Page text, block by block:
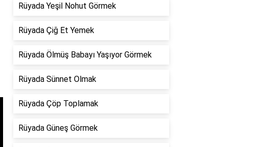
Rüyada Yeşil Nohut Görmek
Rüyada Çiğ Et Yemek
Rüyada Ölmüş Babayı Yaşıyor Görmek
Rüyada Sünnet Olmak
Rüyada Çöp Toplamak
Rüyada Güneş Görmek